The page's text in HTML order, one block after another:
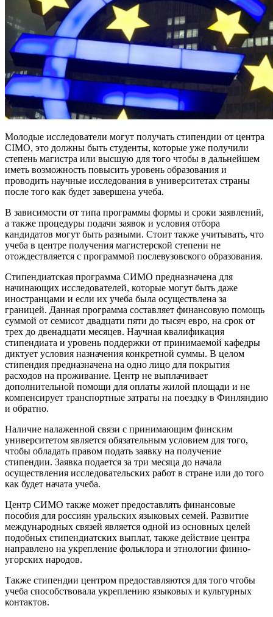
Молодые исследователи могут получать стипендии от центра
CIMO, это должны быть студенты, которые уже получили
степень магистра или высшую для того чтобы в дальнейшем
иметь возможность повысить уровень образования и
проводить научные исследования в университетах страны
после того как будет завершена учеба.
В зависимости от типа программы формы и сроки заявлений,
а также процедуры подачи заявок и условия отбора
кандидатов могут быть разными. Стоит также учитывать, что
учеба в центре получения магистерской степени не
отождествляется с программой послевузовского образования.
Стипендиатская программа СИМО предназначена для
начинающих исследователей, которые могут быть даже
иностранцами и если их учеба была осуществлена за
границей. Данная программа составляет финансовую помощь
суммой от семисот двадцати пяти до тысяч евро, на срок от
трех до двенадцати месяцев. Научная квалификация
стипендиата и уровень поддержки от принимаемой кафедры
диктует условия назначения конкретной суммы. В целом
стипендия предназначена на одно лицо для покрытия
расходов на проживание. Центр не выплачивает
дополнительной помощи для оплаты жилой площади и не
компенсирует транспортные затраты на поездку в Финляндию
и обратно.
Наличие налаженной связи с принимающим финским
университетом является обязательным условием для того,
чтобы обладать правом подать заявку на получение
стипендии. Заявка подается за три месяца до начала
осуществления исследовательских работ в стране или до того
как будет начата учеба.
Центр СИМО также может предоставлять финансовые
пособия для россиян уральских языковых семей. Развитие
международных связей является одной из основных целей
подобных стипендиатских выплат, также действие центра
направлено на укрепление фольклора и этнологии финно-
угорских народов.
Также стипендии центром предоставляются для того чтобы
учеба способствовала укреплению языковых и культурных
контактов.